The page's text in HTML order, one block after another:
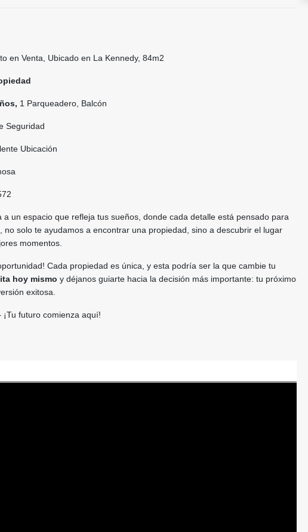
en Venta, Ubicado en La Kennedy, 84m2
1 Parqueadero, Balcón
Seguridad
Ubicación
a un espacio que refleja tus sueños, donde cada detalle está pensado para
no solo te ayudamos a encontrar una propiedad, sino a descubrir el lugar
momentos.
Cada propiedad es única, y esta podría ser la que cambie tu
hoy mismo y déjanos guiarte hacia la decisión más importante: tu próximo
exitosa.
¡Tu futuro comienza aquí!